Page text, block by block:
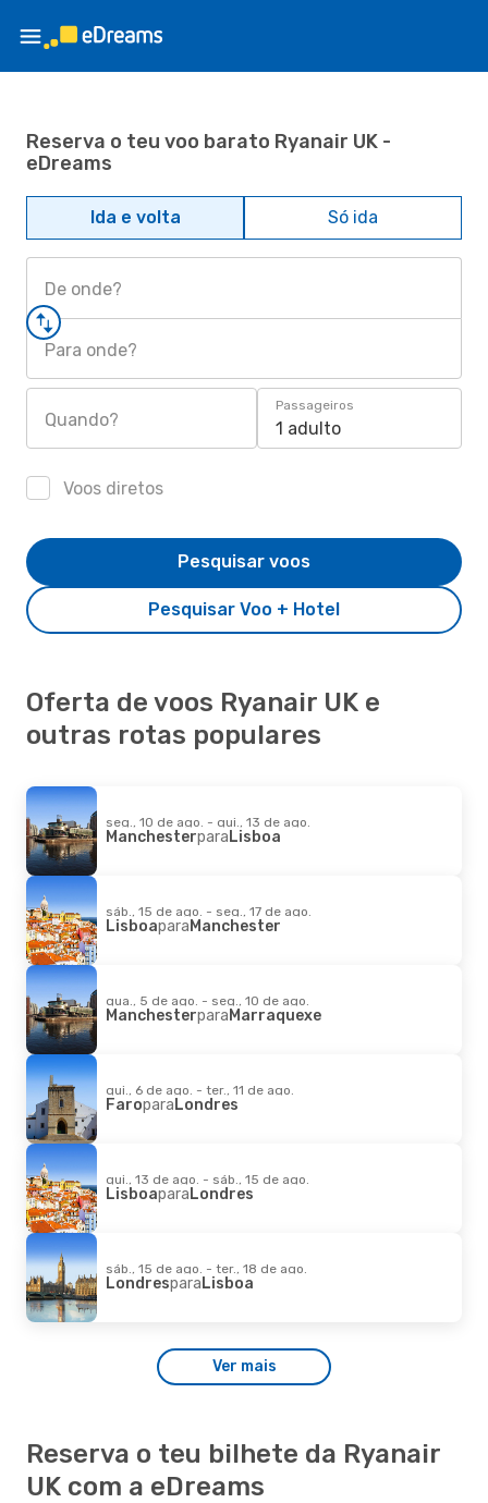
Reserva o teu voo barato Ryanair UK -
eDreams
Ida e volta Só ida
De onde?
Para onde?
Quando?
Passageiros
1 adulto
Voos diretos
Pesquisar Voo + Hotel
Pesquisar voos
Oferta de voos Ryanair UK e
outras rotas populares
seg., 10 de ago. - qui., 13 de ago.
ManchesterparaLisboa
sáb., 15 de ago. - seg., 17 de ago.
LisboaparaManchester
qua., 5 de ago. - seg., 10 de ago.
ManchesterparaMarraquexe
qui., 6 de ago. - ter., 11 de ago.
FaroparaLondres
qui., 13 de ago. - sáb., 15 de ago.
LisboaparaLondres
sáb., 15 de ago. - ter., 18 de ago.
LondresparaLisboa
Ver mais
Reserva o teu bilhete da Ryanair
UK com a eDreams